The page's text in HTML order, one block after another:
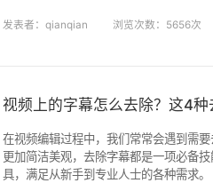
换背景，极大地提升了处理效率。用户
发表者：qianqian 浏览次数：5656次
视频上的字幕怎么去除？这4种
在视频编辑过程中，我们常常会遇到需
更加简洁美观，去除字幕都是一项必备
具，满足从新手到专业人士的各种需求。 一、水印云 水印云是一款功能强大且操作简便的去水印软件，在去除